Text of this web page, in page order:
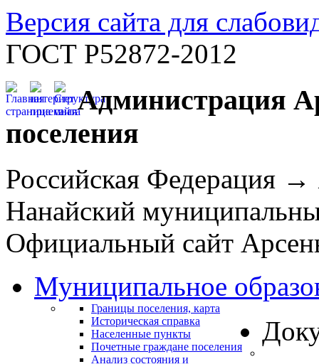
Версия сайта для
ГОСТ Р52872-2012
Администрация
поселения
Российская Федерация
Нанайский
Официальный сайт
Муниципальное
Границы поселения, карта
Историческая справка
Населенные пункты
Почетные граждане поселения
Анализ состояния и